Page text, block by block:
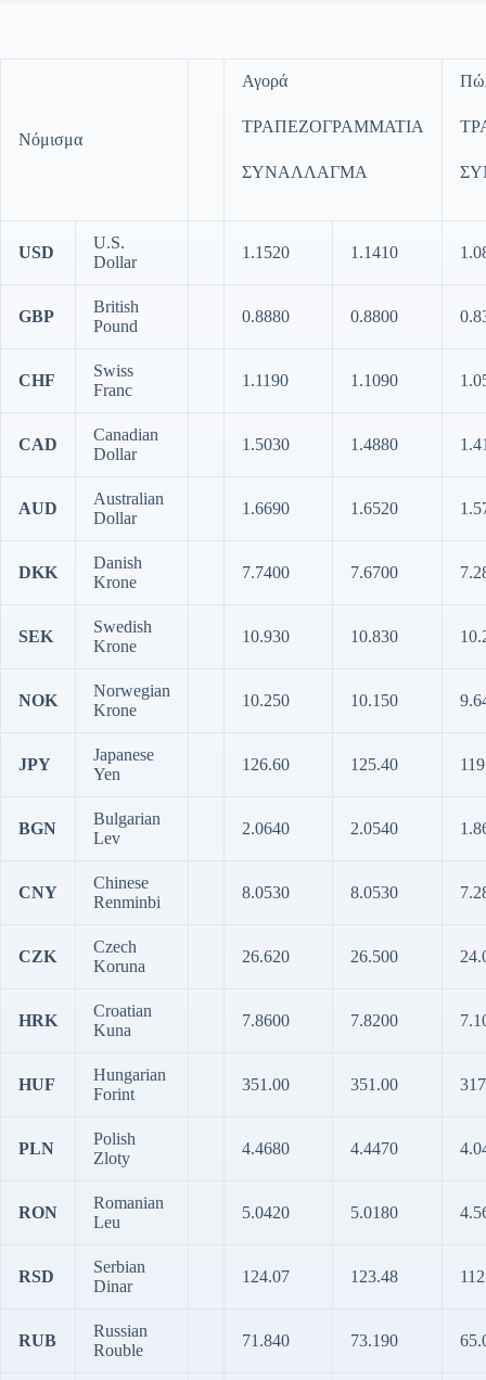
Νόμισμα
Αγορά
ΤΡΑΠΕΖΟΓΡΑΜΜΑΤΙΑ
ΣΥΝΑΛΛΑΓΜΑ
USD
U.S.
Dollar
1.1520 1.1410
GBP
British
Pound
0.8880 0.8800
CHF
Swiss
Franc
1.1190 1.1090
CAD
Canadian
Dollar
1.5030 1.4880
AUD
Australian
Dollar
1.6690 1.6520
DKK
Danish
Krone
7.7400 7.6700
SEK
Swedish
Krone
10.930 10.830
NOK
Norwegian
Krone
10.250 10.150
JPY
Japanese
Yen
126.60 125.40
BGN
Bulgarian
Lev
2.0640 2.0540
CNY
Chinese
Renminbi
8.0530 8.0530
CZK
Czech
Koruna
26.620 26.500
HRK
Croatian
Kuna
7.8600 7.8200
HUF
Hungarian
Forint
351.00 351.00
PLN
Polish
Zloty
4.4680 4.4470
RON
Romanian
Leu
5.0420 5.0180
RSD
Serbian
Dinar
124.07 123.48
RUB
Russian
Rouble
71.840 73.190